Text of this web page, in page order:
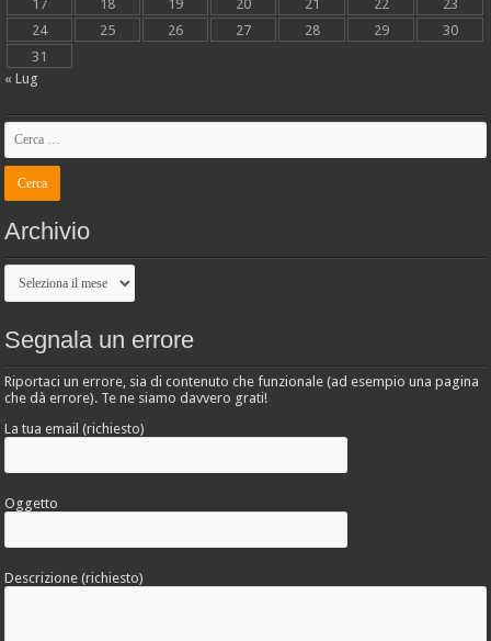
17
18 19 20 21 22
23
24
25 26 27 28 29
30
31
« Lug
Archivio
Archivio
Segnala un errore
Riportaci un errore, sia di contenuto che funzionale (ad esempio una pagina
che dà errore). Te ne siamo davvero grati!
La tua email (richiesto)
Oggetto
Descrizione (richiesto)